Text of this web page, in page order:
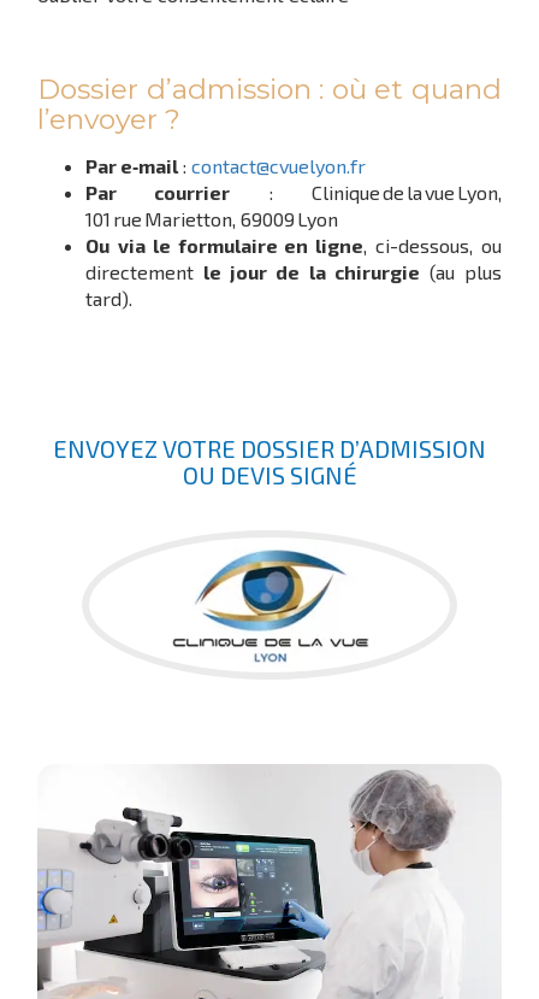
Dossier d’admission : où et quand
l’envoyer ?
Par e‑mail :contact@cvuelyon.fr
Par courrier : Clinique de la vue Lyon,
101 rue Marietton, 69009 Lyon
Ou via le formulaire en ligne , ci-dessous, ou
directement le jour de la chirurgie (au plus
tard).
ENVOYEZ VOTRE DOSSIER D’ADMISSION
OU DEVIS SIGNÉ